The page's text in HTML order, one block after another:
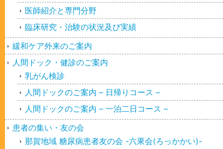
医師紹介と専門分野
臨床研究・治験の状況及び実績
緩和ケア外来のご案内
人間ドック・健診のご案内
乳がん検診
人間ドックのご案内 – 日帰りコース –
人間ドックのご案内 – 一泊二日コース –
患者の集い・友の会
那賀地域 糖尿病患者友の会 -六果会(ろっかかい)-